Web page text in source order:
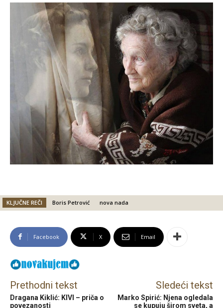
KLJUČNE REČI Boris Petrović nova nada
Facebook X Email
Prethodni tekst
Dragana Kiklić: KIVI – priča o
povezanosti
Sledeći tekst
Marko Spirić: Njena ogledala
se kupuju širom sveta, a